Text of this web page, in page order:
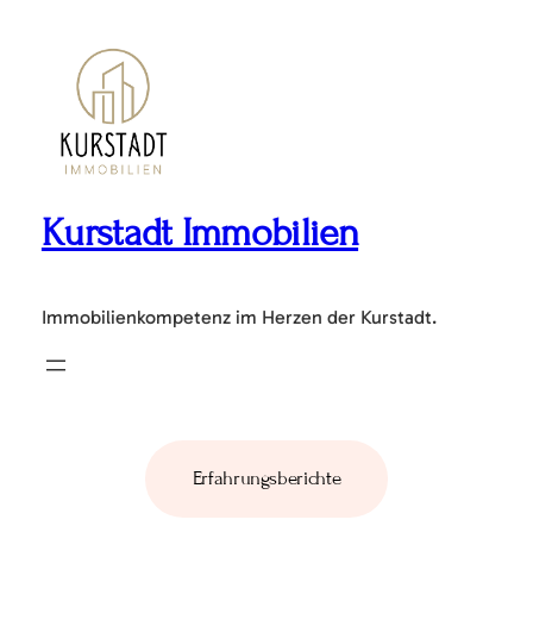
Kurstadt Immobilien
Immobilienkompetenz im Herzen der Kurstadt.
Erfahrungsberichte